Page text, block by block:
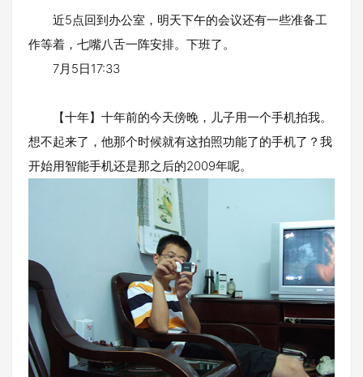
近5点回到办公室，明天下午的会议还有一些准备工
作等着，七嘴八舌一阵安排。下班了。
7月5日17:33
【十年】十年前的今天傍晚，儿子用一个手机拍我。
想不起来了，他那个时候就有这拍照功能了的手机了？我
开始用智能手机还是那之后的2009年呢。